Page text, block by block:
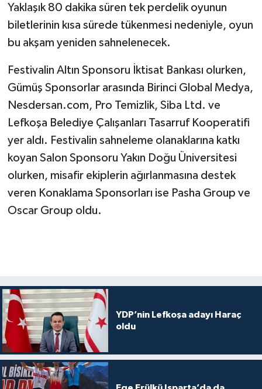
Yaklaşık 80 dakika süren tek perdelik oyunun
biletlerinin kısa sürede tükenmesi nedeniyle, oyun
bu akşam yeniden sahnelenecek.
Festivalin Altın Sponsoru İktisat Bankası olurken,
Gümüş Sponsorlar arasında Birinci Global Medya,
Nesdersan.com, Pro Temizlik, Siba Ltd. ve
Lefkoşa Belediye Çalışanları Tasarruf Kooperatifi
yer aldı. Festivalin sahneleme olanaklarına katkı
koyan Salon Sponsoru Yakın Doğu Üniversitesi
olurken, misafir ekiplerin ağırlanmasına destek
veren Konaklama Sponsorları ise Pasha Group ve
Oscar Group oldu.
YDP’nin Lefkoşa adayı Haraç
oldu